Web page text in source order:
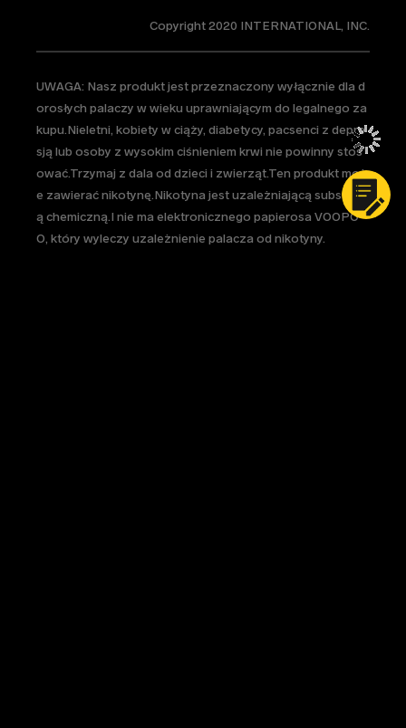
Copyright 2020 INTERNATIONAL, INC.
UWAGA: Nasz produkt jest przeznaczony wyłącznie dla d
orosłych palaczy w wieku uprawniającym do legalnego za
kupu.Nieletni, kobiety w ciąży, diabetycy, pacsenci z depre
sją lub osoby z wysokim ciśnieniem krwi nie powinny stos
ować.Trzymaj z dala od dzieci i zwierząt.Ten produkt moż
e zawierać nikotynę.Nikotyna jest uzależniającą substancj
ą chemiczną.I nie ma elektronicznego papierosa VOOPO
O, który wyleczy uzależnienie palacza od nikotyny.